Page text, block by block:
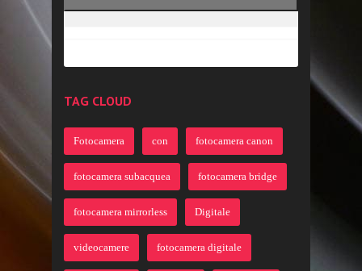
TAG CLOUD
Fotocamera con fotocamera canon
fotocamera subacquea fotocamera bridge
fotocamera mirrorless Digitale
videocamere fotocamera digitale